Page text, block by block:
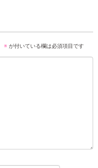
※ が付いている欄は必須項目です